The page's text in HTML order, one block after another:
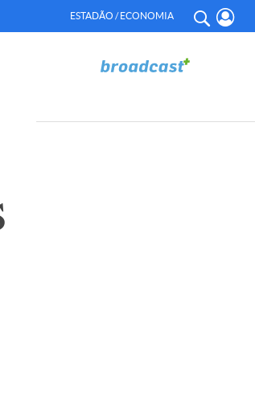
ESTADÃO / ECONOMIA